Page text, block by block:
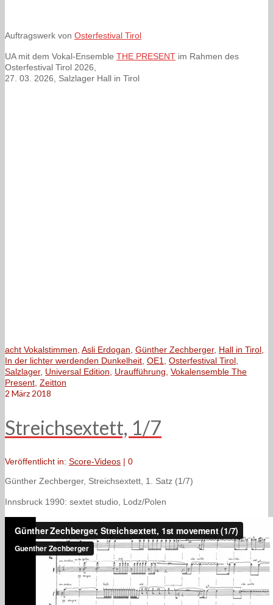
Auftragswerk von Osterfestival Tirol
UA mit dem Vokal-Ensemble THE PRESENT im Rahmen des
Osterfestival Tirol 2026,
27. 03. 2026, Salzlager Hall in Tirol
acht Vokalstimmen Asli Erdogan Günther Zechberger, Hall in Tirol
In der lichter werdenden Dunkelheit OE1 Osterfestival Tirol
Salzlager, Universal Edition Uraufführung Vokalensemble The
Present Zeitton
2 März 2018
Streichsextett, 1/7
Veröffentlicht in: Score-Videos | 0
Günther Zechberger, Streichsextett, 1. Satz (1/7)
Innsbruck 1990: sextet studio, Lodz/Polen